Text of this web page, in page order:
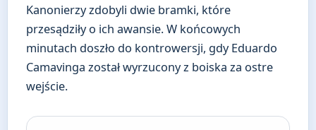
Kanonierzy zdobyli dwie bramki, które
przesądziły o ich awansie. W końcowych
minutach doszło do kontrowersji, gdy Eduardo
Camavinga został wyrzucony z boiska za ostre
wejście.